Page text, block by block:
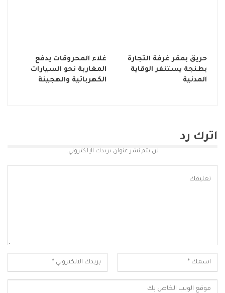
حريق بمقر غرفة التجارة
بطنجة يستنفر الوقاية
المدنية
غلاء المحروقات يدفع
المغاربة نحو السيارات
الكهربائية والهجينة
اترك رد
لن يتم نشر عنوان بريدك الإلكتروني.